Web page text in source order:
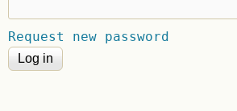
Request new password